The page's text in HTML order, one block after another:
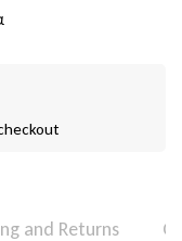
and Returns